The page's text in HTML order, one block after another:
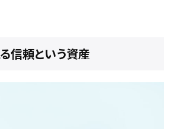
信頼という資産